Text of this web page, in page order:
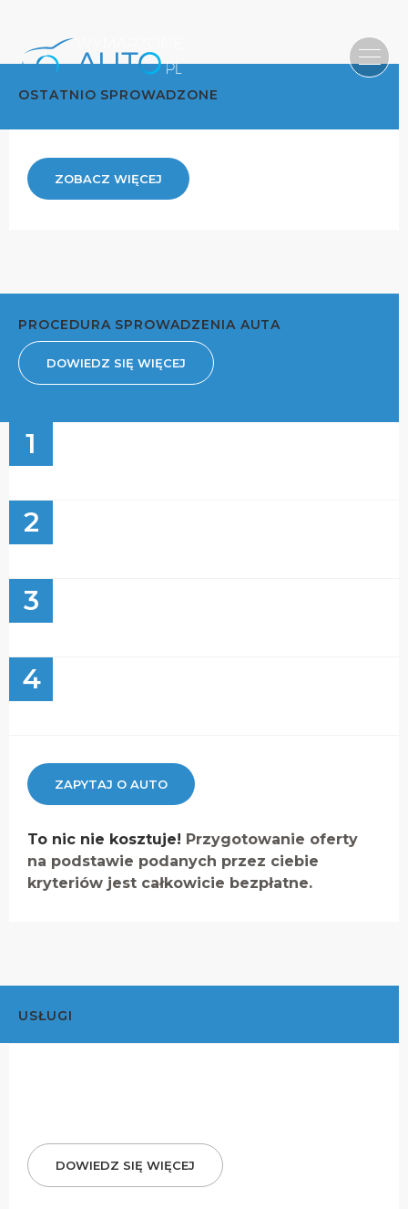
OSTATNIO SPROWADZONE
ZOBACZ WIĘCEJ
PROCEDURA SPROWADZENIA AUTA
DOWIEDZ SIĘ WIĘCEJ
1
2
3
4
ZAPYTAJ O AUTO
To nic nie kosztuje! Przygotowanie oferty
na podstawie podanych przez ciebie
kryteriów jest całkowicie bezpłatne.
USŁUGI
DOWIEDZ SIĘ WIĘCEJ